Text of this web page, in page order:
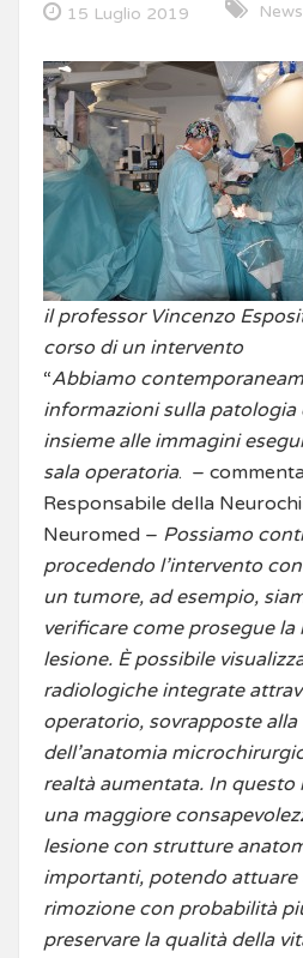
15 Luglio 2019 News
il professor Vincenzo
corso di un intervento
“Abbiamo
informazioni sulla patologia
insieme alle immagini
sala operatoria. –
Responsabile della
Neuromed – Possiamo
procedendo l’intervento
un tumore, ad esempio,
verificare come prosegue la
lesione. È possibile
radiologiche integrate
operatorio, sovrapposte alla
dell’anatomia
realtà aumentata. In
una maggiore
lesione con strutture
importanti, potendo attuare
rimozione con probabilità
preservare la qualità della